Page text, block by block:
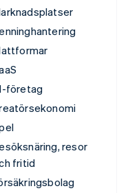
företag
resor
fritid